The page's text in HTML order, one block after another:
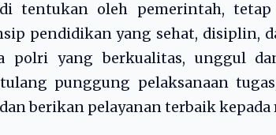
tentukan oleh pemerintah, tetap
pendidikan yang sehat, disiplin,
polri yang berkualitas, unggul
punggung pelaksanaan
berikan pelayanan terbaik kepada